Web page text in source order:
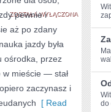
NA
DRODZE
ZOSTAŁA WYŁĄCZONA
pewnie i
aż po zdany
jazdy była
ośrodka, przez
w mieście — stał
zaczynasz i
[ Read
do